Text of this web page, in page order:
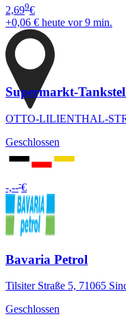
2,699€
+0,06 € heute vor 9 min.
Supermarkt-
OTTO-LILIENTHAL-
Geschlossen
-,---€
Bavaria Petrol
Tilsiter Straße 5, 71065
Geschlossen